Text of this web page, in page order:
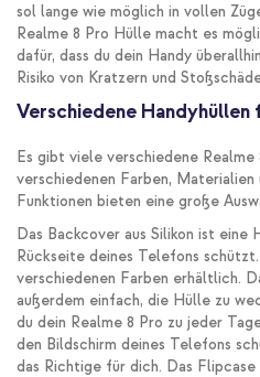
sol lange wie möglich in vollen
Realme 8 Pro Hülle macht es
dafür, dass du dein Handy
Risiko von Kratzern und
Verschiedene Handyhüllen
Es gibt viele verschiedene
verschiedenen Farben,
Funktionen bieten eine große
Das Backcover aus Silikon ist eine
Rückseite deines Telefons
verschiedenen Farben erhältlich.
außerdem einfach, die Hülle zu
du dein Realme 8 Pro zu jeder
den Bildschirm deines Telefons
das Richtige für dich. Das